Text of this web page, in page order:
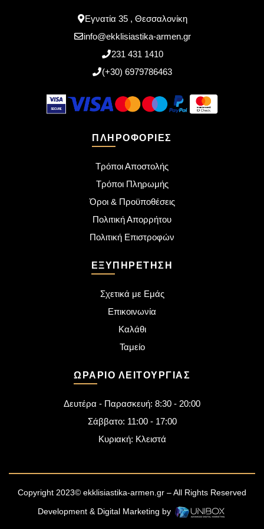
Εγνατία 35 , Θεσσαλονίκη
info@ekklisiastika-armen.gr
231 431 1410
(+30) 6979786463
ΠΛΗΡΟΦΟΡΊΕΣ
Τρόποι Αποστολής
Τρόποι Πληρωμής
Όροι & Προϋποθέσεις
Πολιτική Απορρήτου
Πολιτική Επιστροφών
ΕΞΥΠΗΡΈΤΗΣΗ
Σχετικά με Εμάς
Επικοινωνία
Καλάθι
Ταμείο
ΩΡΆΡΙΟ ΛΕΙΤΟΥΡΓΊΑΣ
Δευτέρα - Παρασκευή: 8:30 - 20:00
Σάββατο: 11:00 - 17:00
Κυριακή: Κλειστά
Copyright 2023© ekklisiastika-armen.gr – All Rights Reserved
Development & Digital Marketing by